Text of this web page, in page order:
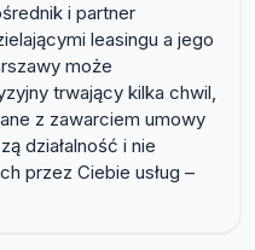
i partner
leasingu a jego
może
trwający kilka chwil,
z zawarciem umowy
działalność i nie
przez Ciebie usług –